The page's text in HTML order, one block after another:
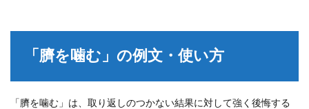
「臍を噛む」の例文・使い方
「臍を噛む」は、取り返しのつかない結果に対して強く後悔する